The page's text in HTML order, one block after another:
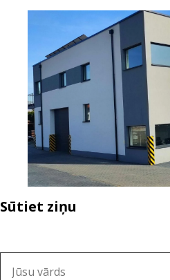
Sūtiet ziņu